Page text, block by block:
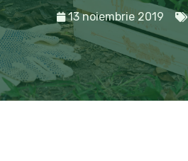
13 noiembrie 2019